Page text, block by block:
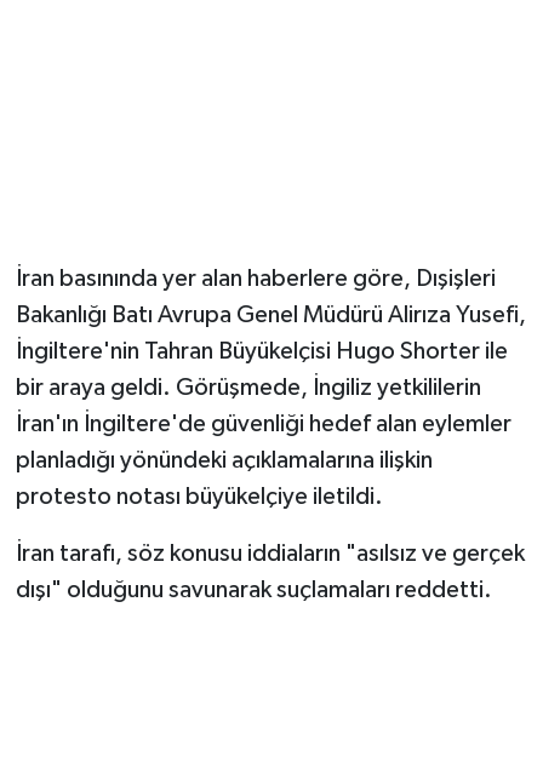
İran basınında yer alan haberlere göre, Dışişleri
Bakanlığı Batı Avrupa Genel Müdürü Alirıza Yusefi,
İngiltere'nin Tahran Büyükelçisi Hugo Shorter ile
bir araya geldi. Görüşmede, İngiliz yetkililerin
İran'ın İngiltere'de güvenliği hedef alan eylemler
planladığı yönündeki açıklamalarına ilişkin
protesto notası büyükelçiye iletildi.
İran tarafı, söz konusu iddiaların "asılsız ve gerçek
dışı" olduğunu savunarak suçlamaları reddetti.
Sokak Hayvanlarını Sahiplendirme
Spor
Vasıta
Yaşam